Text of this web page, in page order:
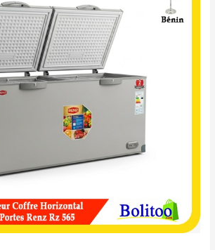
359.900 CFA.350.000 CFA.